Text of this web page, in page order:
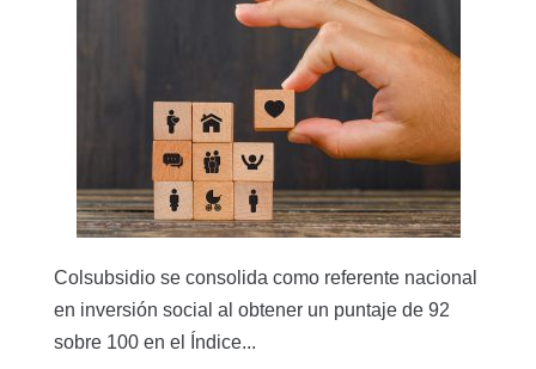
Colsubsidio se consolida como referente nacional
en inversión social al obtener un puntaje de 92
sobre 100 en el Índice...